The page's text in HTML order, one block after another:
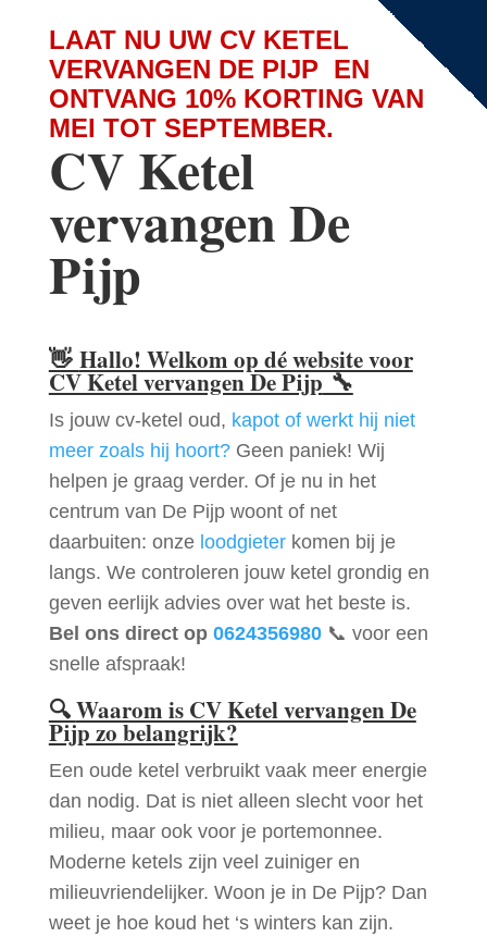
LAAT NU UW CV KETEL
VERVANGEN DE PIJP EN
ONTVANG 10% KORTING VAN
MEI TOT SEPTEMBER.
CV Ketel
vervangen De
Pijp
👋 Hallo! Welkom op dé website voor
CV Ketel vervangen De Pijp🔧
Is jouw cv-ketel oud, kapot of werkt hij niet
meer zoals hij hoort?Geen paniek! Wij
helpen je graag verder. Of je nu in het
centrum van De Pijp woont of net
daarbuiten: onze loodgieterkomen bij je
langs. We controleren jouw ketel grondig en
geven eerlijk advies over wat het beste is.
Bel ons direct op 0624356980📞 voor een
snelle afspraak!
🔍Waarom is CV Ketel vervangen De
Pijp zo belangrijk?
Een oude ketel verbruikt vaak meer energie
dan nodig. Dat is niet alleen slecht voor het
milieu, maar ook voor je portemonnee.
Moderne ketels zijn veel zuiniger en
milieuvriendelijker. Woon je in De Pijp? Dan
weet je hoe koud het ‘s winters kan zijn.